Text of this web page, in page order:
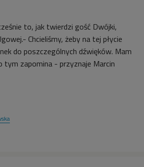
to, jak twierdzi gość Dwójki,
Chcieliśmy, żeby na tej płycie
do poszczególnych dźwięków. Mam
tym zapomina - przyznaje Marcin